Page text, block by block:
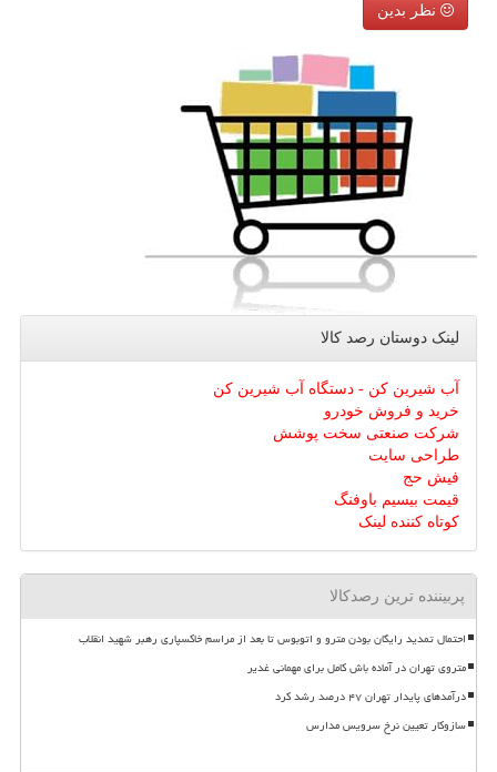
نظر بدین
لینک دوستان رصد كالا
آب شیرین کن - دستگاه آب شیرین کن
خرید و فروش خودرو
شرکت صنعتی سخت پوشش
طراحی سایت
فیش حج
قیمت بیسیم باوفنگ
کوتاه کننده لینک
پربیننده ترین رصدکالا
احتمال تمدید رایگان بودن مترو و اتوبوس تا بعد از مراسم خاکسپاری رهبر شهید انقلاب
متروی تهران در آماده باش کامل برای مهمانی غدیر
درآمدهای پایدار تهران ۴۷ درصد رشد کرد
سازوکار تعیین نرخ سرویس مدارس